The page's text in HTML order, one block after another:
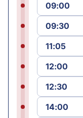
09:00
09:30
11:05
12:00
12:30
14:00